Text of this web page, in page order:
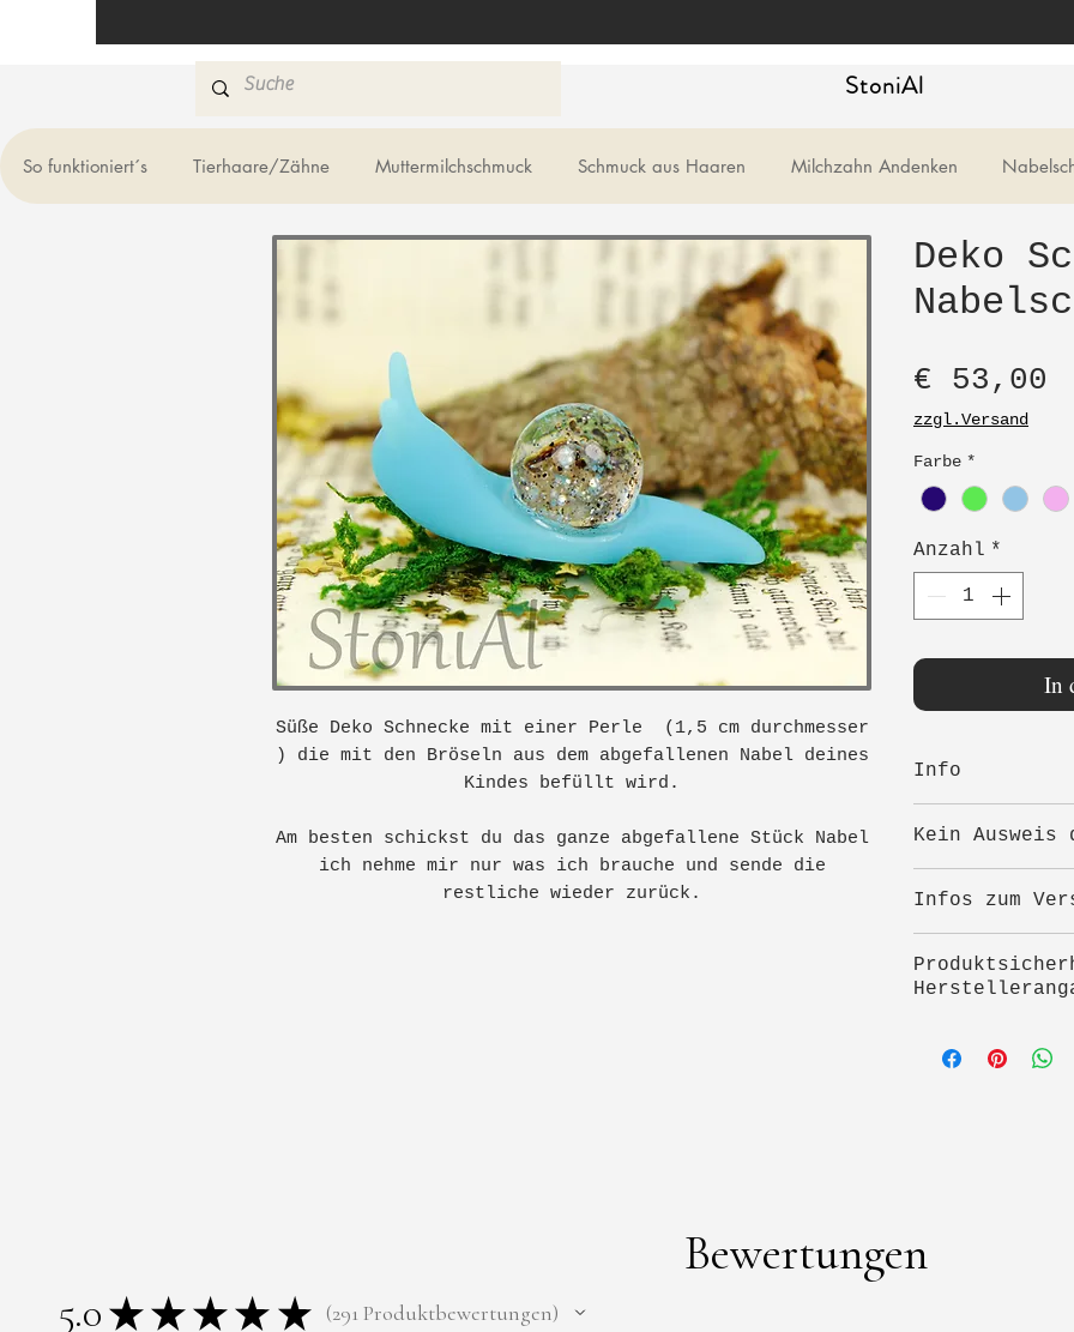
StoniAl
So funktioniert´s Tierhaare/Zähne Muttermilchschmuck Schmuck aus Haaren Milchzahn Andenken
Süße Deko Schnecke mit einer Perle (1,5 cm durchmesser
) die mit den Bröseln aus dem abgefallenen Nabel deines
Kindes befüllt wird.
Am besten schickst du das ganze abgefallene Stück Nabel
ich nehme mir nur was ich brauche und sende die
restliche wieder zurück.
Deko
€ 53,00
zzgl.Versand
Farbe *
Anzahl *
In
Info
schimmeln
das sie ganz
sollte daher
nach dem
Einfach an
dann
Kein Ausweis
Umsatzsteuer
Infos zum
eine E-Mail
Versand oder
alle Infos
Alexandra
mit Anhänger
Bewertungen
5.0 ★ ★ ★ ★ ★ 291 Produktbewertungen
291